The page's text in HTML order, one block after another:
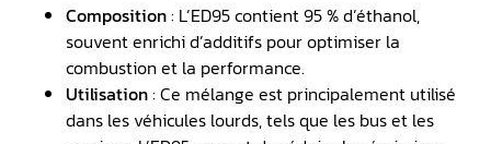
Composition: L’ED95 contient 95 % d’éthanol,
souvent enrichi d’additifs pour optimiser la
combustion et la performance.
Utilisation: Ce mélange est principalement utilisé
dans les véhicules lourds, tels que les bus et les